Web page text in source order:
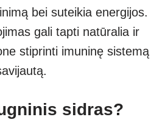
bei suteikia energijos.
gali tapti natūralia ir
stiprinti imuninę sistemą
sidras?